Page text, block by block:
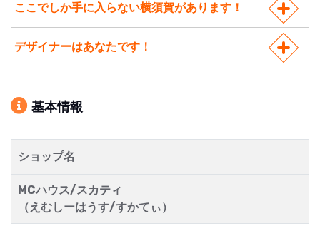
ここでしか手に入らない横須賀があります！
デザイナーはあなたです！
基本情報
ショップ名
MCハウス/スカティ
（えむしーはうす/すかてぃ）